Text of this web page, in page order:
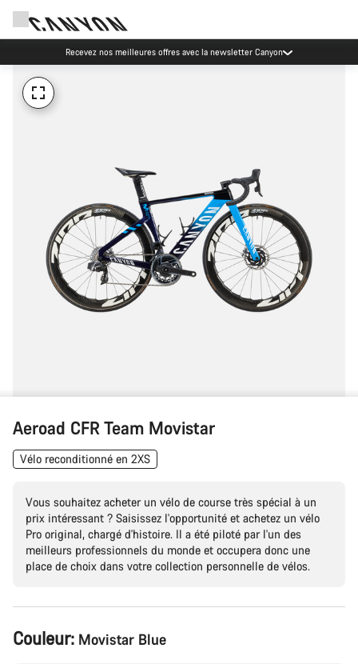
Recevez nos meilleures offres avec la newsletter Canyon
Aeroad CFR Team Movistar
Vélo reconditionné en 2XS
Vous souhaitez acheter un vélo de course très spécial à un
prix intéressant ? Saisissez l'opportunité et achetez un vélo
Pro original, chargé d'histoire. Il a été piloté par l'un des
meilleurs professionnels du monde et occupera donc une
place de choix dans votre collection personnelle de vélos.
Configuration
du
Couleur: Movistar Blue